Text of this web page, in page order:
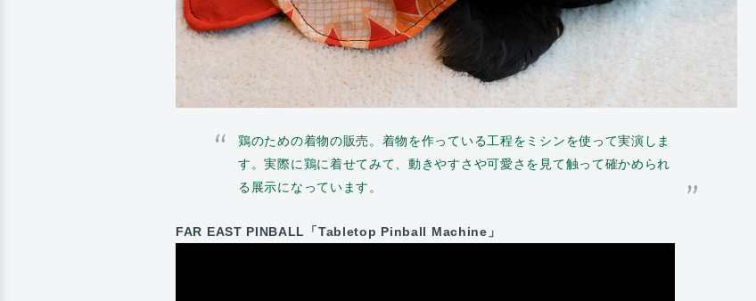
鶏のための着物の販売。着物を作っている工程をミシンを使って実演しま
す。実際に鶏に着せてみて、動きやすさや可愛さを見て触って確かめられ
る展示になっています。
FAR EAST PINBALL「Tabletop Pinball Machine」